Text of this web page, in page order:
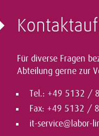
Für diverse Fragen
Abteilung gerne zur
Tel.: +49 5132 /
Fax: +49 5132 /
it-service@labor-